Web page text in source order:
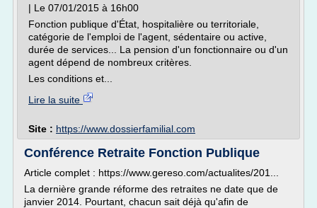
| Le 07/01/2015 à 16h00
Fonction publique d'État, hospitalière ou territoriale,
catégorie de l'emploi de l'agent, sédentaire ou active,
durée de services... La pension d'un fonctionnaire ou d'un
agent dépend de nombreux critères.
Les conditions et...
Lire la suite
Site : https://www.dossierfamilial.com
Conférence Retraite Fonction Publique
Article complet : https://www.gereso.com/actualites/201...
La dernière grande réforme des retraites ne date que de
janvier 2014. Pourtant, chacun sait déjà qu'afin de